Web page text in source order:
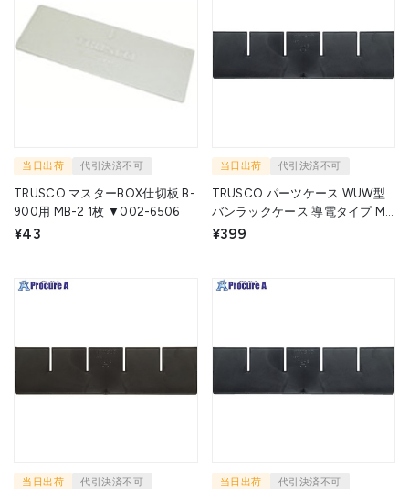
当日出荷 代引決済不可
TRUSCO マスターBOX仕切板 B-
900用 MB-2 1枚 ▼002-6506
¥43
当日出荷 代引決済不可
TRUSCO パーツケース WUW型
バンラックケース 導電タイプ M
型引出用仕切り板 M2・L2用
¥399
当日出荷 代引決済不可 当日出荷 代引決済不可